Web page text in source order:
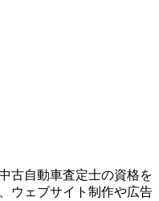
古自動車査定士の資格を
ウェブサイト制作や広告